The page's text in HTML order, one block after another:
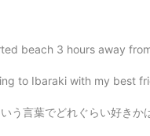
beach 3 hours away
to Ibaraki with my best
られないと思います。😯 愛情と、いい人間関係と